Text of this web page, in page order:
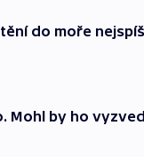
do moře
Mohl by ho